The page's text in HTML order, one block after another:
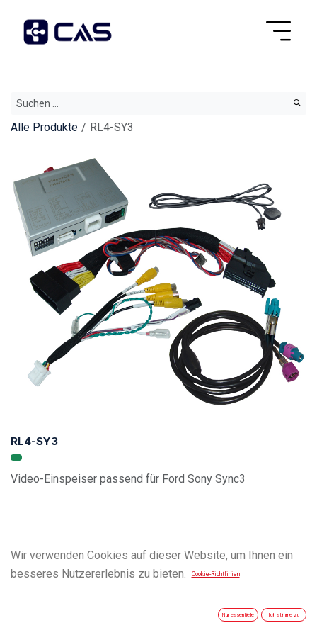
Alle Produkte RL4-SY3
RL4-SY3
Video-Einspeiser passend für Ford Sony Sync3
Wir verwenden Cookies auf dieser Website, um Ihnen ein
besseres Nutzererlebnis zu bieten.
Cookie-Richtlinien
Nur essentielle Ich stimme zu